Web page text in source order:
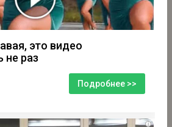
это видео
не раз
Подробнее >>
i